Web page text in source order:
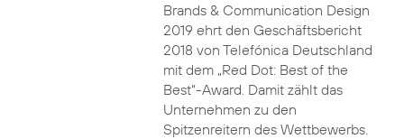
Brands & Communication Design
2019 ehrt den Geschäftsbericht
2018 von Telefónica Deutschland
mit dem „Red Dot: Best of the
Best“-Award. Damit zählt das
Unternehmen zu den
Spitzenreitern des Wettbewerbs.